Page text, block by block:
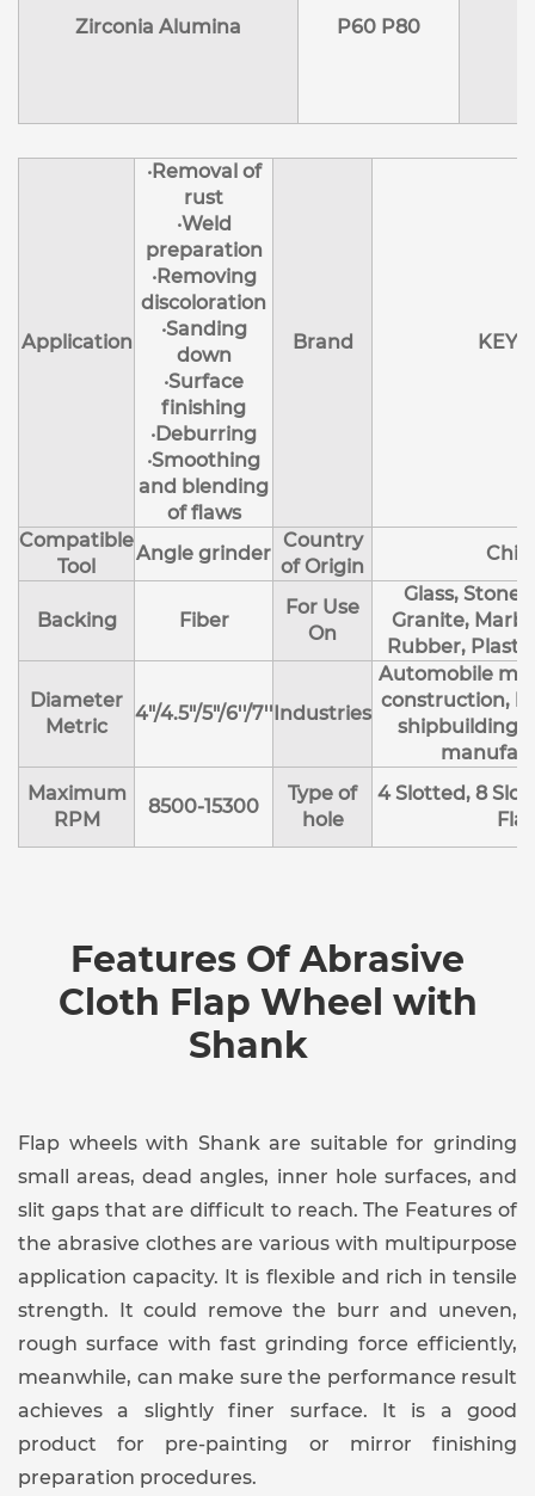
Zirconia Alumina P60 P80
Application
·Removal of
rust
·Weld
preparation
·Removing
discoloration
·Sanding
down
·Surface
finishing
·Deburring
·Smoothing
and blending
of flaws
Brand
Compatible
Tool
Angle grinder
Country
of Origin
Backing Fiber
For Use
On
Glass, Stone,
Granite,
Rubber,
Diameter
Metric
4"/4.5"/5"/6''/7''Industries
Automobile
construction,
shipbuilding,
Maximum
RPM
8500-15300
Type of
hole
4 Slotted, 8
Flat
Features Of Abrasive
Cloth Flap Wheel with
Shank
Flap wheels with Shank are suitable for grinding
small areas, dead angles, inner hole surfaces, and
slit gaps that are difficult to reach. The Features of
the abrasive clothes are various with multipurpose
application capacity. It is flexible and rich in tensile
strength. It could remove the burr and uneven,
rough surface with fast grinding force efficiently,
meanwhile, can make sure the performance result
achieves a slightly finer surface. It is a good
product for pre-painting or mirror finishing
preparation procedures.